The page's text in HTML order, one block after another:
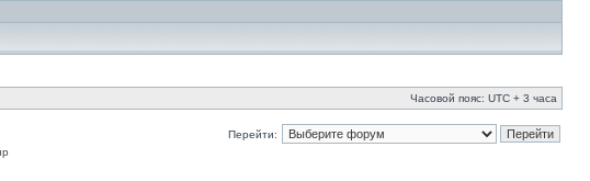
Часовой пояс: UTC + 3 часа
Перейти: